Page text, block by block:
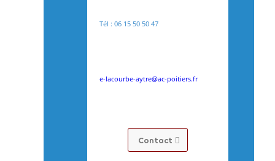
Tél : 06 15 50 50 47
e-lacourbe-aytre@ac-poitiers.fr
Contact